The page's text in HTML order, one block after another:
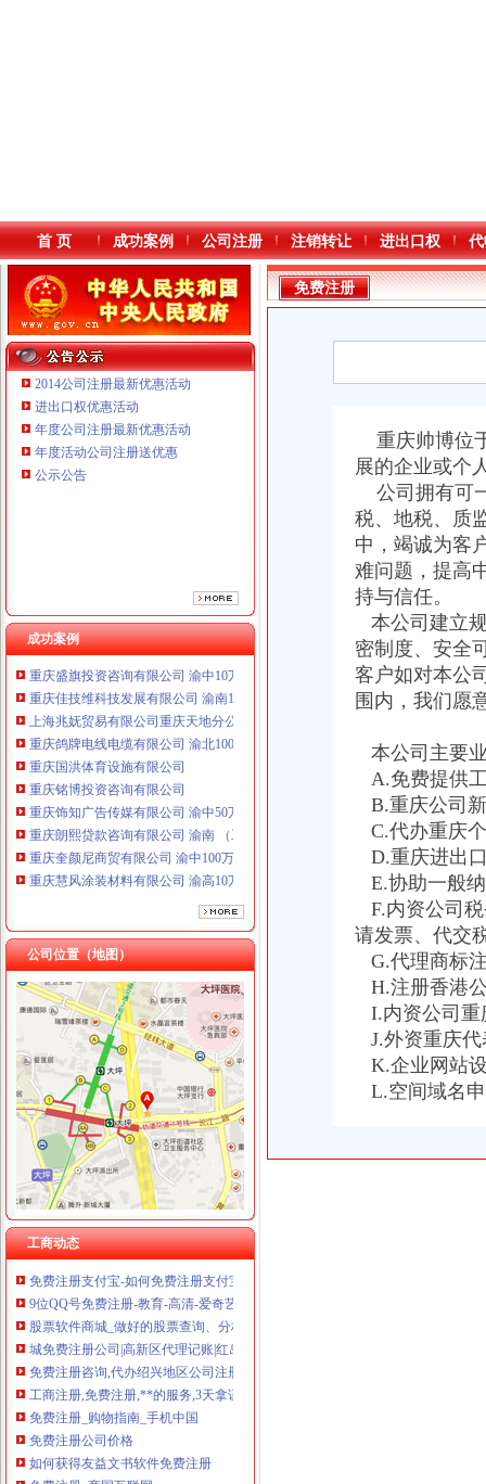
本站导航
首 页 成功案例 公司注册 注销转让 进出口权
2014公司注册最新优惠活动
进出口权优惠活动
年度公司注册最新优惠活动
年度活动公司注册送优惠
公示公告
成功案例
重庆鸽牌电线电缆有限公司 渝北10010万 (进出口权)
重庆奎颜尼商贸有限公司 渝中100万 （工商注册）
重庆慧风涂装材料有限公司 渝高10万 （工商注册）
重庆欧氏科技发展有限公司 渝九50万 （进出口权）
重庆佳技维科技发展有限公司 渝南100万 （进出口权）
上海兆妩贸易有限公司重庆天地分公司 渝中 （工商注册）
重庆鸽牌电线电缆有限公司 渝北10010万 (进出口权)
重庆国洪体育设施有限公司
重庆铭博投资咨询有限公司
重庆饰知广告传媒有限公司 渝中50万 （工商注册）
重庆朗熙贷款咨询有限公司 渝南 （工商注册）
重庆奎颜尼商贸有限公司 渝中100万 （工商注册）
重庆慧风涂装材料有限公司 渝高10万 （工商注册）
重庆欧氏科技发展有限公司 渝九50万 （进出口权）
重庆盛旗投资咨询有限公司 渝中10万 （工商注册）
重庆佳技维科技发展有限公司 渝南100万 （进出口权）
上海兆妩贸易有限公司重庆天地分公司 渝中 （工商注册）
公司位置（地图）
工商动态
免费注册
飞时达系列软件会员注册免费获取授权码流程_小傅博客
免费注册通行证
零元注册美国商标,零元注册美国公司,免费注册美国商标,免费注
139邮箱注册免费注册
免费注册qq_格子啦
新.tk域名免费注册教程-站长之家
免费注册公司,提供地址！工商局对面！专业高效！上海公司注册今
9位QQ号免费注册-教育-高清-爱奇艺
股票软件商城_做好的股票查询、分析、交易软件！免费注册、下载
城免费注册公司|高新区代理记账|红岛公司变更|城补缴社保|城股
免费注册咨询,代办绍兴地区公司注册、免费财税顾问-绍兴58同城
工商注册,免费注册,**的服务,3天拿证-义乌58同城
免费注册_购物指南_手机中国
免费注册公司价格
如何获得友益文书软件免费注册
免费注册_商国互联网
免费注册
重庆帅博位
展的企业或个
公司拥有可
税、地税、质
中，竭诚为客
难问题，提高
持与信任。
本公司建立
密制度、安全
客户如对本公
围内，我们愿
本公司主要
A.免费提供
B.重庆公司
C.代办重庆
D.重庆进出
E.协助一般
F.内资公司
请发票、代交
G.代理商标
H.注册香港
I.内资公司重
J.外资重庆代
K.企业网站
L.空间域名